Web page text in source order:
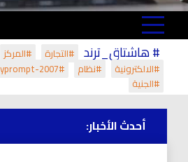
# هاشتاق_ترند #التجارة #المركز
#الالكترونية
#نظام #dailyprompt-2007
#الجنية
أحدث الأخبار: